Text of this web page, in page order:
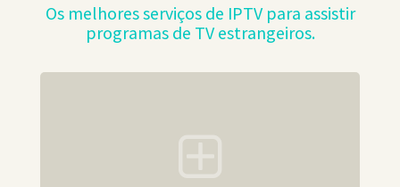
Os melhores serviços de IPTV para assistir
programas de TV estrangeiros.